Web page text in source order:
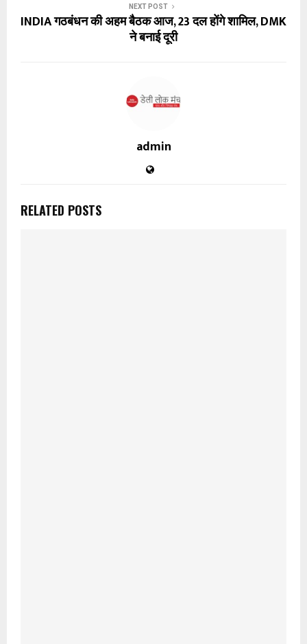
NEXT POST
INDIA गठबंधन की अहम बैठक आज, 23 दल होंगे शामिल, DMK
ने बनाई दूरी
admin
RELATED POSTS